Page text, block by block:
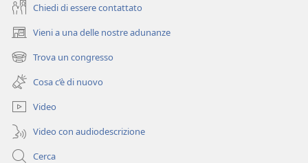
Chiedi di essere contattato
Vieni a una delle nostre adunanze
(apre
una
nuova
finestra)
Trova un congresso
(apre
una
nuova
finestra)
Cosa c’è di nuovo
Video
Video con audiodescrizione
Cerca